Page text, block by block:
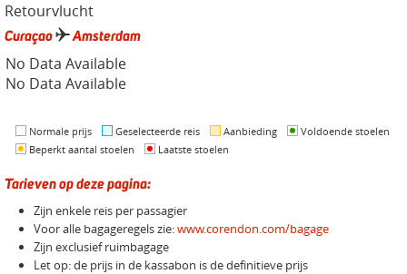
Retourvlucht
Curaçao Amsterdam
No Data Available
No Data Available
Normale prijs Geselecteerde reis Aanbieding
Voldoende stoelen
Beperkt aantal stoelen
Laatste stoelen
Tarieven op deze pagina:
Zijn enkele reis per passagier
Voor alle bagageregels zie:www.corendon.com/bagage
Zijn exclusief ruimbagage
Let op: de prijs in de kassabon is de definitieve prijs